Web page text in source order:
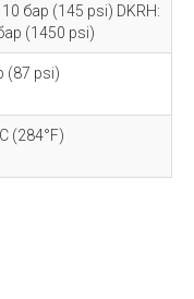
10 бар (145 psi) DKRH:
(1450 psi)
(87 psi)
(284°F)